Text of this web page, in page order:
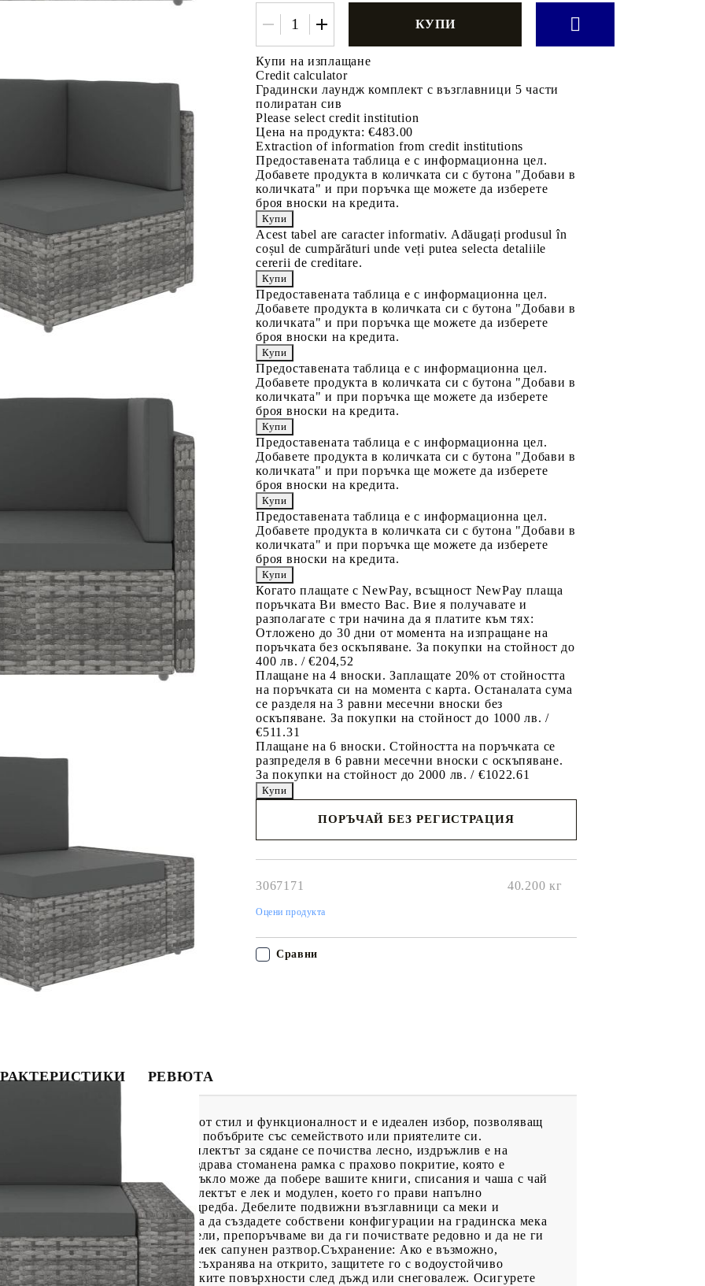
Купи на изплащане
Credit calculator
Градински лаундж комплект с възглавници 5 части
полиратан сив
Please select credit institution
Цена на продукта: €483.00
Extraction of information from credit institutions
Предоставената таблица е с информационна цел.
Добавете продукта в количката си с бутона "Добави в
количката" и при поръчка ще можете да изберете
броя вноски на кредита.
Acest tabel are caracter informativ. Adăugați produsul în
coșul de cumpărături unde veți putea selecta detaliile
cererii de creditare.
Предоставената таблица е с информационна цел.
Добавете продукта в количката си с бутона "Добави в
количката" и при поръчка ще можете да изберете
броя вноски на кредита.
Предоставената таблица е с информационна цел.
Добавете продукта в количката си с бутона "Добави в
количката" и при поръчка ще можете да изберете
броя вноски на кредита.
Предоставената таблица е с информационна цел.
Добавете продукта в количката си с бутона "Добави в
количката" и при поръчка ще можете да изберете
броя вноски на кредита.
Предоставената таблица е с информационна цел.
Добавете продукта в количката си с бутона "Добави в
количката" и при поръчка ще можете да изберете
броя вноски на кредита.
Когато плащате с NewPay, всъщност NewPay плаща
поръчката Ви вместо Вас. Вие я получавате и
разполагате с три начина да я платите към тях:
Отложено до 30 дни от момента на изпращане на
поръчката без оскъпяване. За покупки на стойност до
400 лв. / €204,52
Плащане на 4 вноски. Заплащате 20% от стойността
на поръчката си на момента с карта. Останалата сума
се разделя на 3 равни месечни вноски без
оскъпяване. За покупки на стойност до 1000 лв. /
€511.31
Плащане на 6 вноски. Стойността на поръчката се
разпределя в 6 равни месечни вноски с оскъпяване.
За покупки на стойност до 2000 лв. / €1022.61
ПОРЪЧАЙ БЕЗ РЕГИСТРАЦИЯ
3067171 40.200 кг
Оцени продукта
Сравни
РЕВЮТА
представлява комбинация от стил и функционалност и е идеален избор, позволяващ
на времето, да подремнете или побъбрите със семейството или приятелите си.
влияния РЕ ратан, комплектът за сядане се почиства лесно, издръжлив е на
употреба. Той се отличава със здрава стоманена рамка с прахово покритие, която е
за кафе с плот от закалено стъкло може да побере вашите книги, списания и чаша с чай
време. При това комплектът е лек и модулен, което го прави напълно
за да се впише към всяка подредба. Дебелите подвижни възглавници са меки и
с други модулни сегменти, за да създадете собствени конфигурации на градинска мека
на вашите градински мебели, препоръчваме ви да ги почиствате редовно и да не ги
Използвайте мек сапунен разтвор.Съхранение: Ако е възможно,
на закрито. Ако продуктът се съхранява на открито, защитете го с водоустойчиво
вода или сняг от плоските повърхности след дъжд или снеговалеж. Осигурете